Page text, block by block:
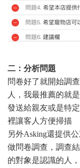
二：分析問題
問卷好了就開始調
人，我最推薦的就
發送給親友或是特
裡讓客人方便掃描
另外Asking還提供
做問卷調查，調查
的對象是認識的人